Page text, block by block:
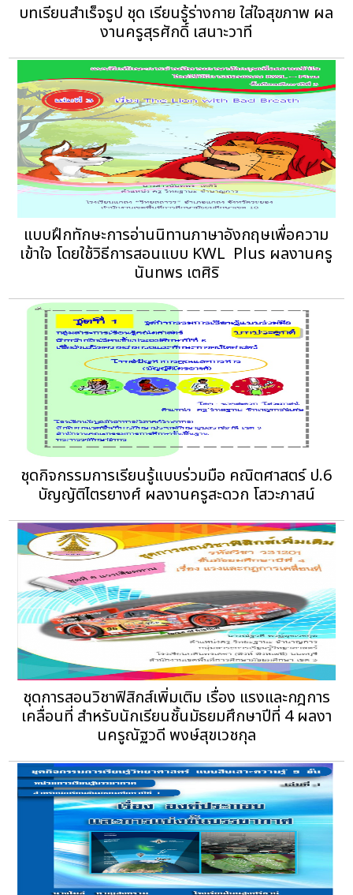
บทเรียนสำเร็จรูป ชุด เรียนรู้ร่างกาย ใส่ใจสุขภาพ ผล
งานครูสุรศักดิ์ เสนาะวาที
แบบฝึกทักษะการอ่านนิทานภาษาอังกฤษเพื่อความ
เข้าใจ โดยใช้วิธีการสอนแบบ KWL  Plus ผลงานครู
นันทพร เตศิริ
ชุดกิจกรรมการเรียนรู้แบบร่วมมือ คณิตศาสตร์ ป.6
บัญญัติไตรยางศ์ ผลงานครูสะดวก โสวะภาสน์
ชุดการสอนวิชาฟิสิกส์เพิ่มเติม เรื่อง แรงและกฎการ
เคลื่อนที่ สำหรับนักเรียนชั้นมัธยมศึกษาปีที่ 4 ผลงา
นครูณัฐวดี พงษ์สุขเวชกุล